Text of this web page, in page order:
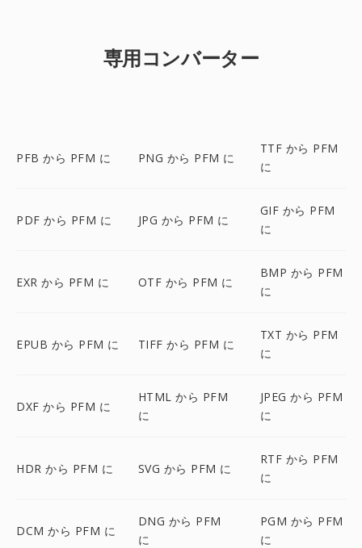
専用コンバーター
PFB から PFM に PNG から PFM に
TTF から PFM
に
PDF から PFM に JPG から PFM に
GIF から PFM
に
EXR から PFM に OTF から PFM に
BMP から PFM
に
EPUB から PFM に TIFF から PFM に
TXT から PFM
に
DXF から PFM に
HTML から PFM
に
JPEG から PFM
に
HDR から PFM に SVG から PFM に
RTF から PFM
に
DCM から PFM に
DNG から PFM
に
PGM から PFM
に